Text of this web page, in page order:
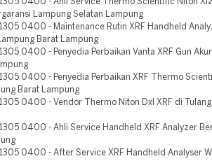
1305 0400 - Ahli Service Thermo Scientific Niton
Lampung Selatan Lampung
1305 0400 - Maintenance Rutin XRF Handheld
Barat Lampung
1305 0400 - Penyedia Perbaikan Vanta XRF Gun
1305 0400 - Penyedia Perbaikan XRF Thermo
Barat Lampung
1305 0400 - Vendor Thermo Niton Dxl XRF di
1305 0400 - Ahli Service Handheld XRF Analyzer
1305 0400 - After Service XRF Handheld Analyser